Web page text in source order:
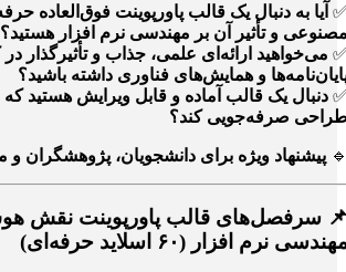
آیا به دنبال یک قالب پاورپوینت فوق‌العاده
و تأثیر آن بر مهندسی نرم افزار هستید؟
می‌خواهید ارائه‌ای علمی، جذاب و تأثیرگذار در
و همایش‌های فناوری داشته باشید؟
دنبال یک قالب آماده و قابل ویرایش هستید
صرفه‌جویی کند؟
پیشنهاد ویژه برای دانشجویان، پژوهشگران
سرفصل‌های قالب پاورپوینت نقش
نرم افزار (۶۰ اسلاید حرفه‌ای)